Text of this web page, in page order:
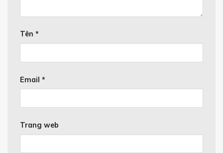
Tên *
Email *
Trang web